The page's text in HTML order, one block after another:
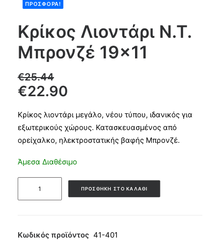
Products
search
CART
ΠΡΟΣΦΟΡΆ!
Κρίκος Λιοντάρι Ν.Τ.
Μπρονζέ 19×11
€25.44
€22.90
Κρίκος λιοντάρι μεγάλο, νέου τύπου, ιδανικός για
εξωτερικούς χώρους. Κατασκευασμένος από
ορείχαλκο, ηλεκτροστατικής βαφής Μπρονζέ.
Άμεσα Διαθέσιμο
19x11
ΠΡΟΣΘΉΚΗ ΣΤΟ ΚΑΛΆΘΙ
Κωδικός προϊόντος 41-401